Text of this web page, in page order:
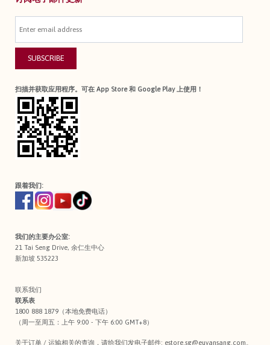
SUBSCRIBE
扫描并获取应用程序。可在 App Store 和 Google Play 上使用！
跟着我们:
我们的主要办公室:
21 Tai Seng Drive, 余仁生中心
新加坡 535223
联系我们
联系表
1800 888 1879（本地免费电话）
（周一至周五：上午 9:00 - 下午 6:00 GMT+8）
关于订单 / 运输相关的查询，请给我们发电子邮件: estore.sg@euyansang.com